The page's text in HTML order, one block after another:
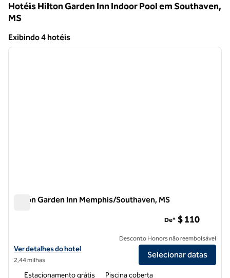
Hotéis Hilton Garden Inn Indoor Pool em Southaven,
MS
Exibindo 4 hotéis
Exibindo 4 hotéis
1 de 11
Hilton Garden Inn Memphis/Southaven, MS
Exibir detalhes do hotel Hilton Garden Inn Memphis/Southaven, MS
Ver detalhes do hotel
2,44 milhas
De* $ 110
Desconto Honors não reembolsável
Selecionar datas
Estacionamento grátis Piscina coberta